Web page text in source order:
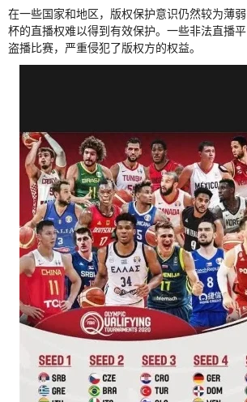
在一些国家和地区，版权保护意识仍然较为薄
杯的直播权难以得到有效保护。一些非法直播
盗播比赛，严重侵犯了版权方的权益。